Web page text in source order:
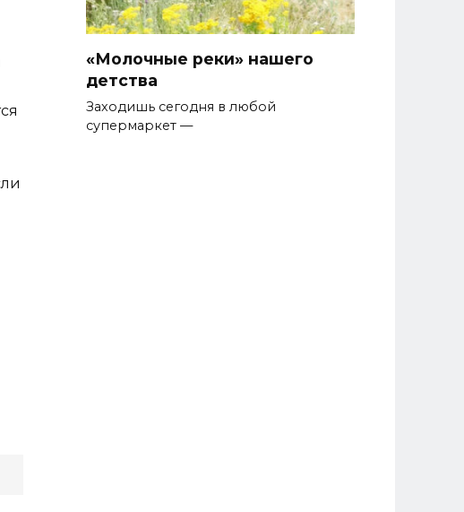
«Молочные реки» нашего
детства
Заходишь сегодня в любой
супермаркет —